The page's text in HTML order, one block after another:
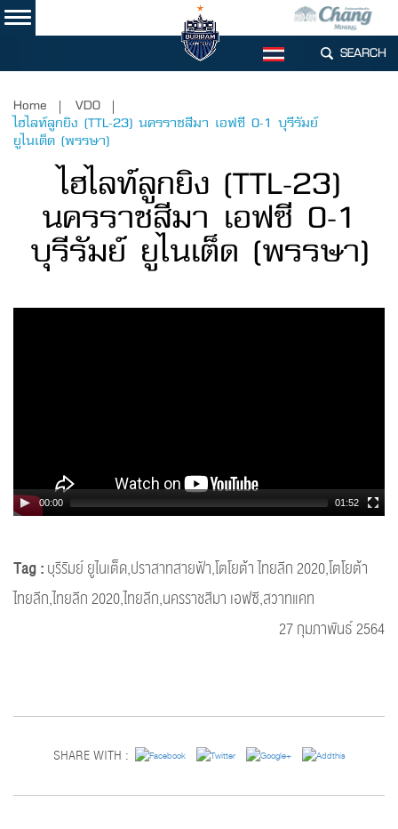
TH SEARCH
Home
VDO
ไฮไลท์ลูกยิง (TTL-23) นครราชสีมา เอฟซี 0-1 บุรีรัมย์
ยูไนเต็ด (พรรษา)
ไฮไลท์ลูกยิง (TTL-23)
นครราชสีมา เอฟซี 0-1
บุรีรัมย์ ยูไนเต็ด (พรรษา)
00:00 01:52
Tag :บุรีรัมย์ ยูไนเต็ด,ปราสาทสายฟ้า,โตโยต้า ไทยลีก 2020,โตโยต้า
ไทยลีก,ไทยลีก 2020,ไทยลีก,นครราชสีมา เอฟซี,สวาทแคท
27 กุมภาพันธ์ 2564
SHARE WITH :